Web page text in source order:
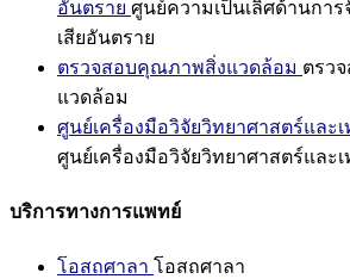
อันตราย ศูนย์ความเป็นเลิศด้านกา
เสียอันตราย
ตรวจสอบคุณภาพสิ่งแวดล้อม ตรว
แวดล้อม
ศูนย์เครื่องมือวิจัยวิทยาศาสตร์และเ
ศูนย์เครื่องมือวิจัยวิทยาศาสตร์และเ
บริการทางการแพทย์
โอสถศาลา โอสถศาลา